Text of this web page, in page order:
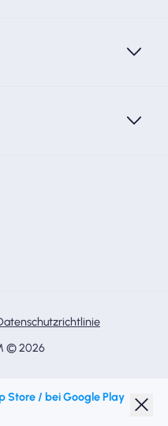
© 2026
Store / bei Google Play